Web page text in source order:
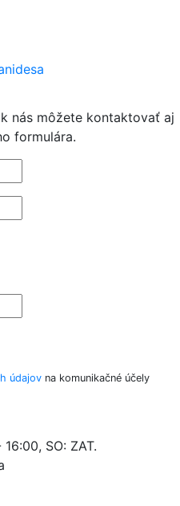
nás môžete kontaktovať aj
formulára.
údajov na komunikačné účely
SO: ZAT.